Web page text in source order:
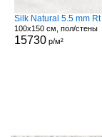
Silk Natural 5.5 mm Rt
100x150 см, пол/стены
15730р/м²